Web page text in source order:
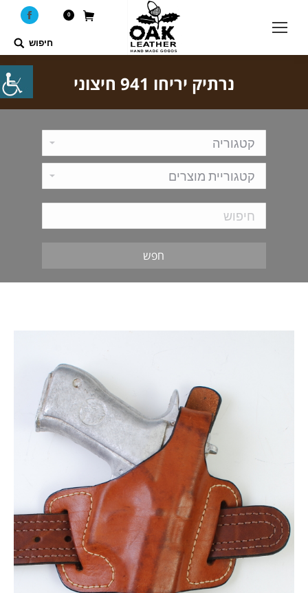
0
Search:
חיפוש
מותן חיצוני
מותן מוצלב
נרתיק יריחו 941 חיצוני
חפש